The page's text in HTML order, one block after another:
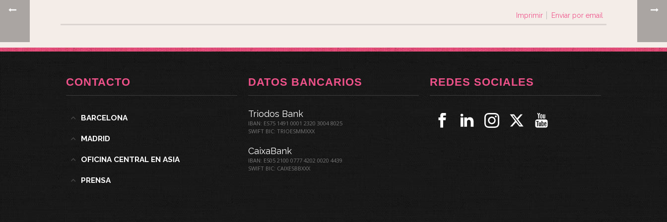
Imprimir Enviar por email
CONTACTO
BARCELONA
MADRID
OFICINA CENTRAL EN ASIA
PRENSA
DATOS BANCARIOS
Triodos Bank
IBAN: ES75 1491 0001 2320 3004 8025
SWIFT BIC: TRIOESMMXXX
CaixaBank
IBAN: ES05 2100 0777 4202 0020 4439
SWIFT BIC: CAIXESBBXXX
REDES SOCIALES